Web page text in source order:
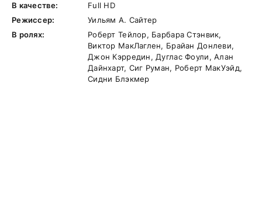
В качестве:
Full HD
Режиссер:
Уильям А. Сайтер
В ролях:
Роберт Тейлор, Барбара Стэнвик,
Виктор МакЛаглен, Брайан Донлеви,
Джон Кэрредин, Дуглас Фоули, Алан
Дайнхарт, Сиг Руман, Роберт МакУэйд,
Сидни Блэкмер